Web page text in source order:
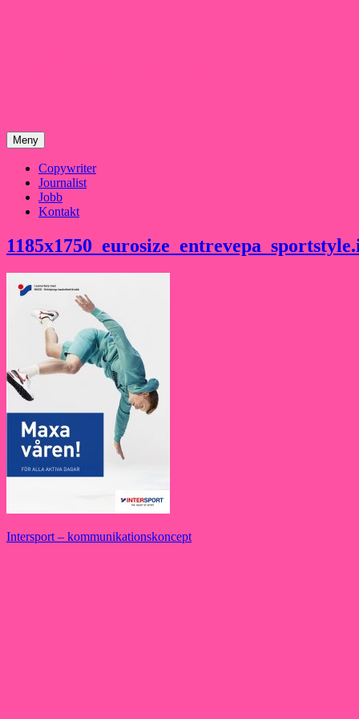
Meny
Copywriter
Journalist
Jobb
Kontakt
Inläggsnavigering
Intersport – kommunikationskoncept